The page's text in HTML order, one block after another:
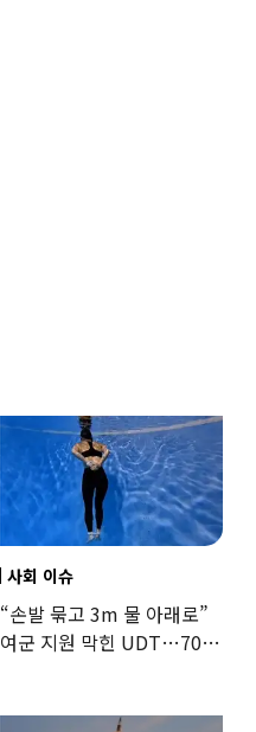
사회 이슈
“손발 묶고 3m 물 아래로”
여군 지원 막힌 UDT…707